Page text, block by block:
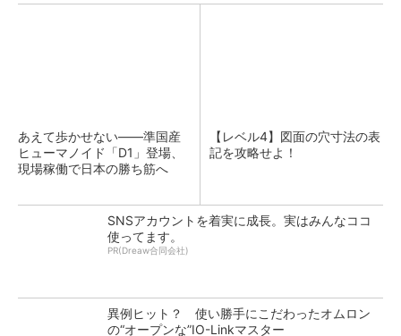
あえて歩かせない――準国産
ヒューマノイド「D1」登場、
現場稼働で日本の勝ち筋へ
【レベル4】図面の穴寸法の表
記を攻略せよ！
SNSアカウントを着実に成長。実はみんなココ
使ってます。
PR(Dreaw合同会社)
異例ヒット？ 使い勝手にこだわったオムロン
の“オープンな”IO-Linkマスター